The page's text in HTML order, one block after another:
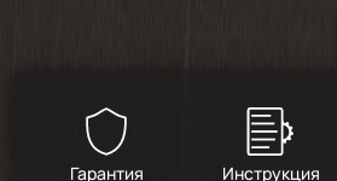
Гарантия Инструкция